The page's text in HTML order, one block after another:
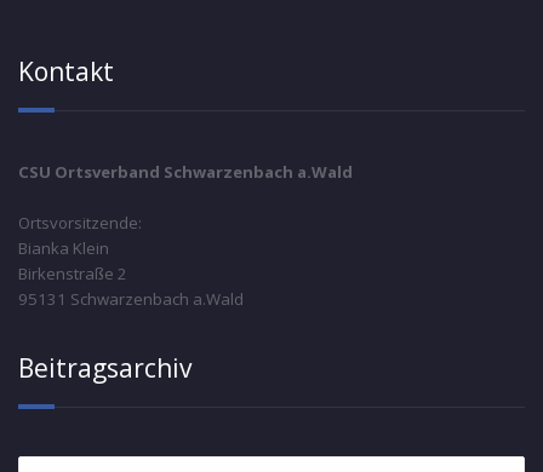
Kontakt
CSU Ortsverband Schwarzenbach a.Wald
Ortsvorsitzende:
Bianka Klein
Birkenstraße 2
95131 Schwarzenbach a.Wald
Beitragsarchiv